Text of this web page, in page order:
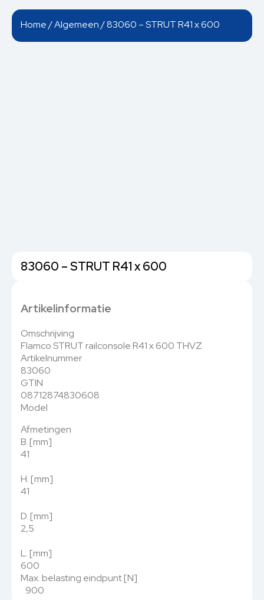
Home/Algemeen/ 83060 – STRUT R41 x 600
83060 – STRUT R41 x 600
Artikelinformatie
Omschrijving
Flamco STRUT railconsole R41 x 600 THVZ
Artikelnummer
83060
GTIN
08712874830608
Model
Afmetingen
B. [mm]
41
H. [mm]
41
D. [mm]
2,5
L. [mm]
600
Max. belasting eindpunt [N]
900